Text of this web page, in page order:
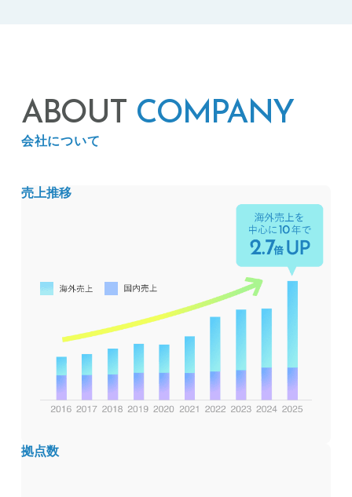
ABOUT COMPANY
会社について
売上推移
拠点数